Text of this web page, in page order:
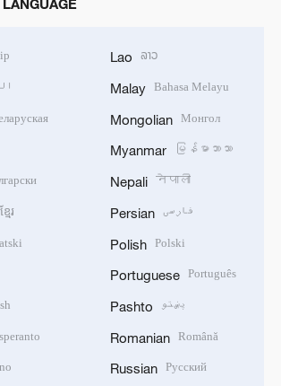
ខ្មែរ
Lao ລາວ
Malay Bahasa Melayu
Mongolian Монгол
Myanmar မြန်မာဘာသာ
Nepali नेपाली
Persian فارسی
Polish Polski
Portuguese Português
Pashto پښتو
Romanian Română
Russian Русский